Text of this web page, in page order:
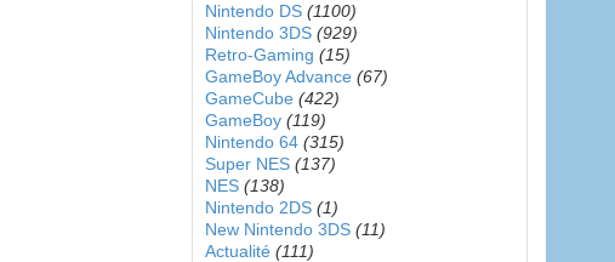
Nintendo DS (1100)
Nintendo 3DS (929)
Retro-Gaming (15)
GameBoy Advance (67)
GameCube (422)
GameBoy (119)
Nintendo 64 (315)
Super NES (137)
NES (138)
Nintendo 2DS (1)
New Nintendo 3DS (11)
Actualité (111)